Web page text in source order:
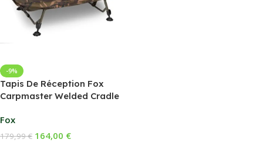
-9%
Tapis De Réception Fox
Carpmaster Welded Cradle
Fox
179,99€ 164,00 €